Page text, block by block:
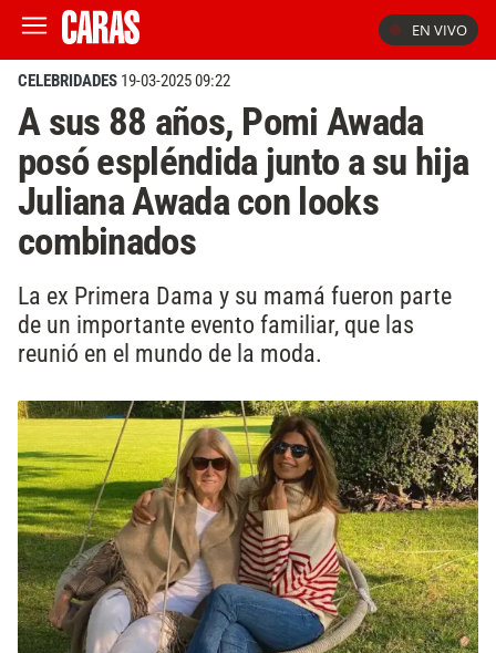
EN VIVO
CELEBRIDADES 19-03-2025 09:22
A sus 88 años, Pomi Awada
posó espléndida junto a su hija
Juliana Awada con looks
combinados
La ex Primera Dama y su mamá fueron parte
de un importante evento familiar, que las
reunió en el mundo de la moda.